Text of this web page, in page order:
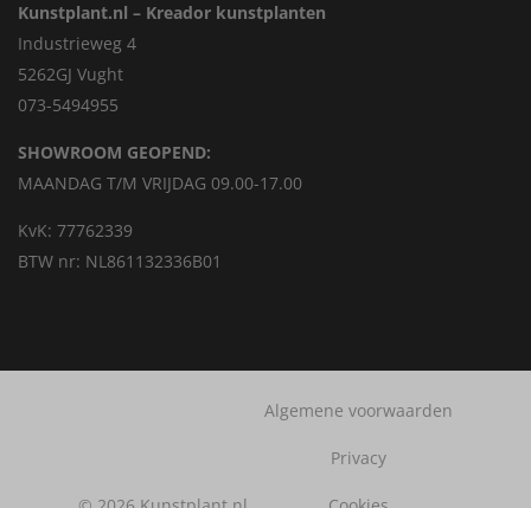
Kunstplant.nl – Kreador kunstplanten
Industrieweg 4
5262GJ Vught
073-5494955
SHOWROOM GEOPEND:
MAANDAG T/M VRIJDAG 09.00-17.00
KvK: 77762339
BTW nr: NL861132336B01
Algemene voorwaarden
Privacy